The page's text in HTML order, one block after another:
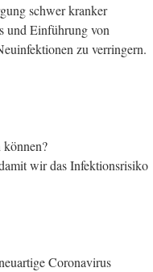
schwer kranker
und Einführung von
zu verringern.
wir das Infektionsrisiko
Coronavirus